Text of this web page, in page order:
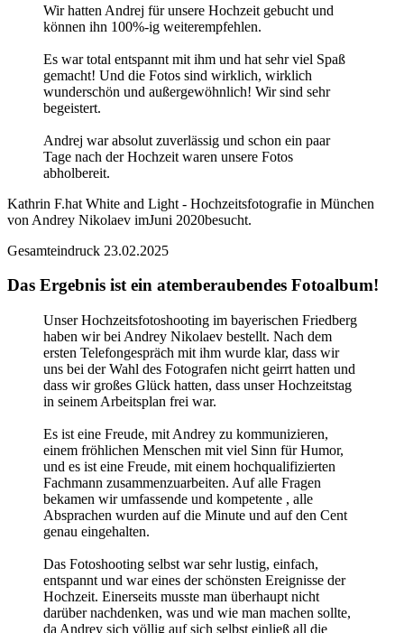
Wir hatten Andrej für unsere Hochzeit gebucht und
können ihn 100%-ig weiterempfehlen.
Es war total entspannt mit ihm und hat sehr viel Spaß
gemacht! Und die Fotos sind wirklich, wirklich
wunderschön und außergewöhnlich! Wir sind sehr
begeistert.
Andrej war absolut zuverlässig und schon ein paar
Tage nach der Hochzeit waren unsere Fotos
abholbereit.
Kathrin F.hat White and Light - Hochzeitsfotografie in München
von Andrey Nikolaev imJuni 2020besucht.
Gesamteindruck 23.02.2025
Das Ergebnis ist ein atemberaubendes Fotoalbum!
Unser Hochzeitsfotoshooting im bayerischen Friedberg
haben wir bei Andrey Nikolaev bestellt. Nach dem
ersten Telefongespräch mit ihm wurde klar, dass wir
uns bei der Wahl des Fotografen nicht geirrt hatten und
dass wir großes Glück hatten, dass unser Hochzeitstag
in seinem Arbeitsplan frei war.
Es ist eine Freude, mit Andrey zu kommunizieren,
einem fröhlichen Menschen mit viel Sinn für Humor,
und es ist eine Freude, mit einem hochqualifizierten
Fachmann zusammenzuarbeiten. Auf alle Fragen
bekamen wir umfassende und kompetente , alle
Absprachen wurden auf die Minute und auf den Cent
genau eingehalten.
Das Fotoshooting selbst war sehr lustig, einfach,
entspannt und war eines der schönsten Ereignisse der
Hochzeit. Einerseits musste man überhaupt nicht
darüber nachdenken, was und wie man machen sollte,
da Andrey sich völlig auf sich selbst einließ all die